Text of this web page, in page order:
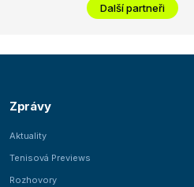
Další partneři
Zprávy
Aktuality
Tenisová Previews
Rozhovory